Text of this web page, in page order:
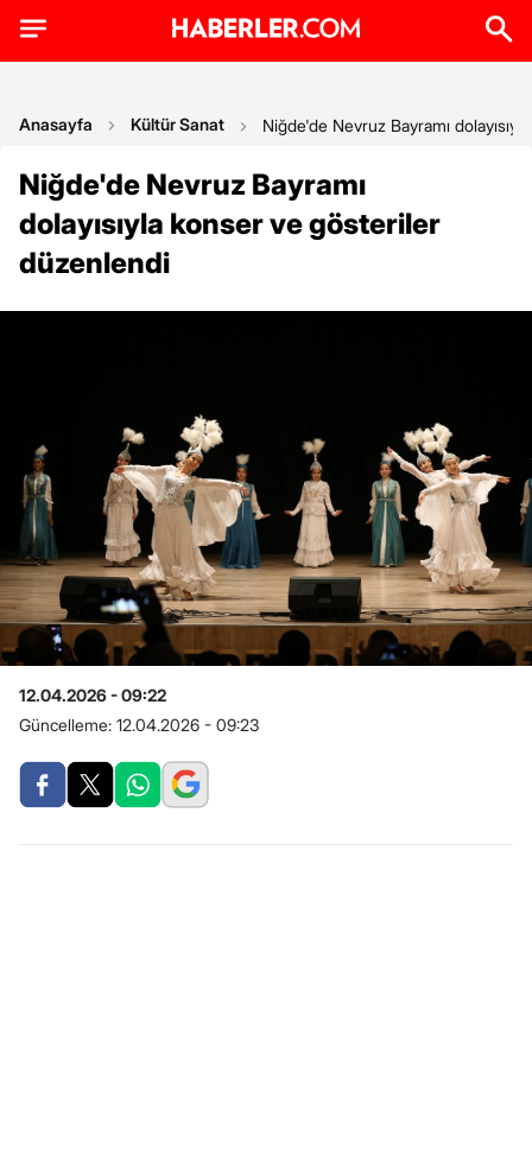
Anasayfa Kültür Sanat Niğde'de Nevruz Bayramı
Niğde'de Nevruz Bayramı
dolayısıyla konser ve gösteriler
düzenlendi
12.04.2026 - 09:22
Güncelleme: 12.04.2026 - 09:23